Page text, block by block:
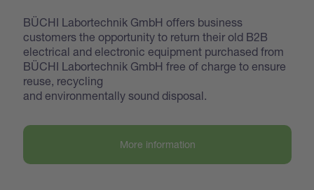
BÜCHI Labortechnik GmbH offers business
customers the opportunity to return their old B2B
electrical and electronic equipment purchased from
BÜCHI Labortechnik GmbH free of charge to ensure
reuse, recycling
and environmentally sound disposal.
More information